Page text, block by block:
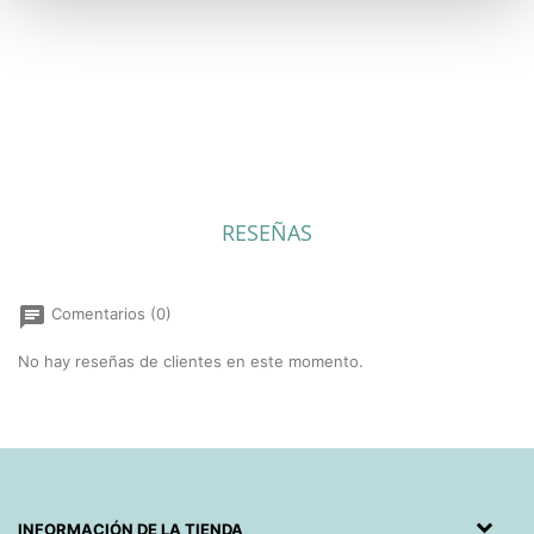
RESEÑAS
chat Comentarios (0)
No hay reseñas de clientes en este momento.
INFORMACIÓN DE LA TIENDA